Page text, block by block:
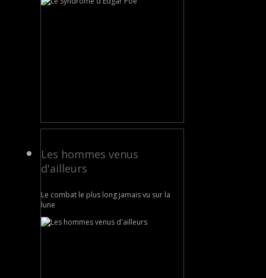
Les hommes venus
d'ailleurs
Le combat le plus long jamais vu sur la
lune